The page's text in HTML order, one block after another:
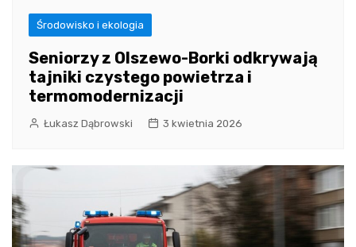
Środowisko i ekologia
Seniorzy z Olszewo-Borki odkrywają
tajniki czystego powietrza i
termomodernizacji
Łukasz Dąbrowski 3 kwietnia 2026